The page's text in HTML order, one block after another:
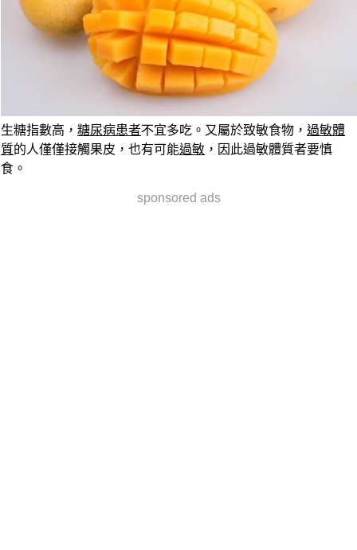
生糖指數高， 糖尿病患者不宜多吃。又屬於致敏食物， 過敏體
質的人僅僅接觸果皮，也有可能過敏 ，因此過敏體質者要慎
食。
sponsored ads